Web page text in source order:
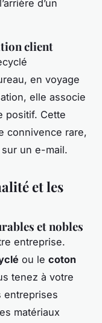
d’un
client
en voyage
elle associe
positif. Cette
connivence rare,
un e-mail.
et les
et nobles
entreprise.
ou le coton
tenez à votre
entreprises
matériaux